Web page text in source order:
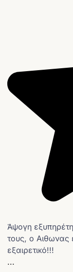
Άψογη
τους, ο Αιθωνας
εξαιρετικό!!!
...